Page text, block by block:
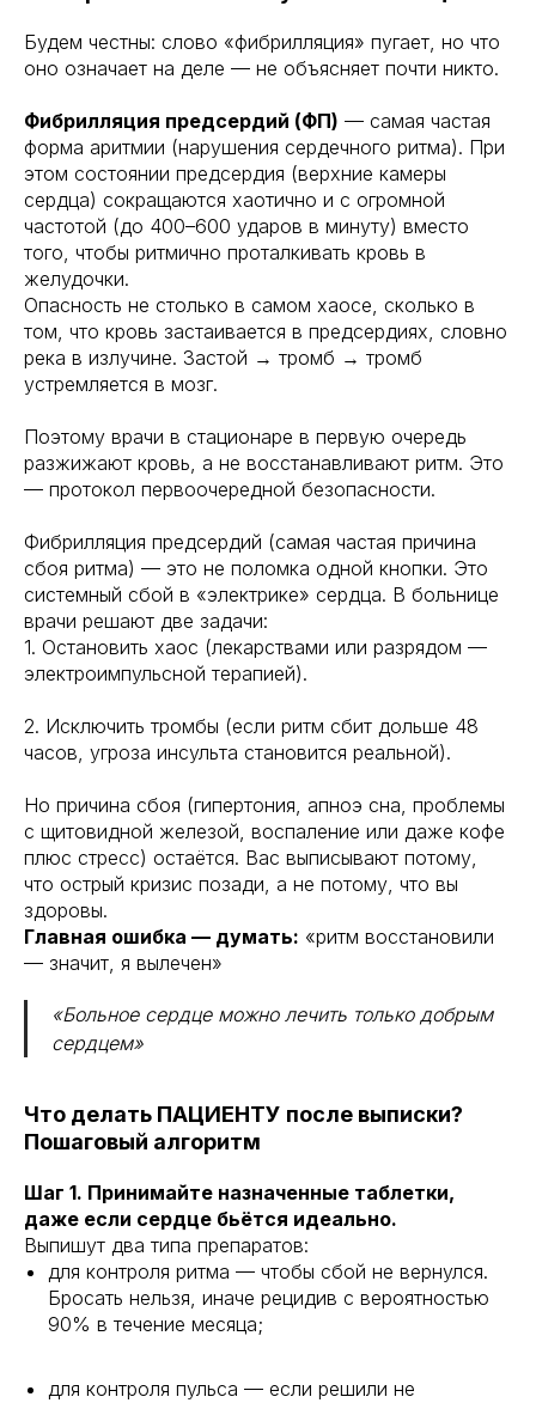
Будем честны: слово «фибрилляция» пугает, но что
оно означает на деле — не объясняет почти никто.
Фибрилляция предсердий (ФП) — самая частая
форма аритмии (нарушения сердечного ритма). При
этом состоянии предсердия (верхние камеры
сердца) сокращаются хаотично и с огромной
частотой (до 400–600 ударов в минуту) вместо
того, чтобы ритмично проталкивать кровь в
желудочки.
Опасность не столько в самом хаосе, сколько в
том, что кровь застаивается в предсердиях, словно
река в излучине. Застой → тромб → тромб
устремляется в мозг.
Поэтому врачи в стационаре в первую очередь
разжижают кровь, а не восстанавливают ритм. Это
— протокол первоочередной безопасности.
Фибрилляция предсердий (самая частая причина
сбоя ритма) — это не поломка одной кнопки. Это
системный сбой в «электрике» сердца. В больнице
врачи решают две задачи:
1. Остановить хаос (лекарствами или разрядом —
электроимпульсной терапией).
2. Исключить тромбы (если ритм сбит дольше 48
часов, угроза инсульта становится реальной).
Но причина сбоя (гипертония, апноэ сна, проблемы
с щитовидной железой, воспаление или даже кофе
плюс стресс) остаётся. Вас выписывают потому,
что острый кризис позади, а не потому, что вы
здоровы.
Главная ошибка — думать: «ритм восстановили
— значит, я вылечен»
«Больное сердце можно лечить только добрым
сердцем»
Что делать ПАЦИЕНТУ после выписки?
Пошаговый алгоритм
Шаг 1. Принимайте назначенные таблетки,
даже если сердце бьётся идеально.
Выпишут два типа препаратов:
для контроля ритма — чтобы сбой не вернулся.
Бросать нельзя, иначе рецидив с вероятностью
90% в течение месяца;
для контроля пульса — если решили не